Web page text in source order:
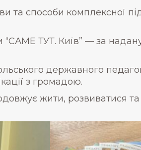
та способи комплексної
ТУТ. Київ” — за
державного
з громадою.
жити, розвиватися та